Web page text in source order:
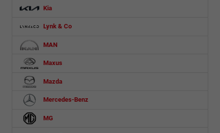
Kia
Lynk & Co
MAN
Maxus
Mazda
Mercedes-Benz
MG